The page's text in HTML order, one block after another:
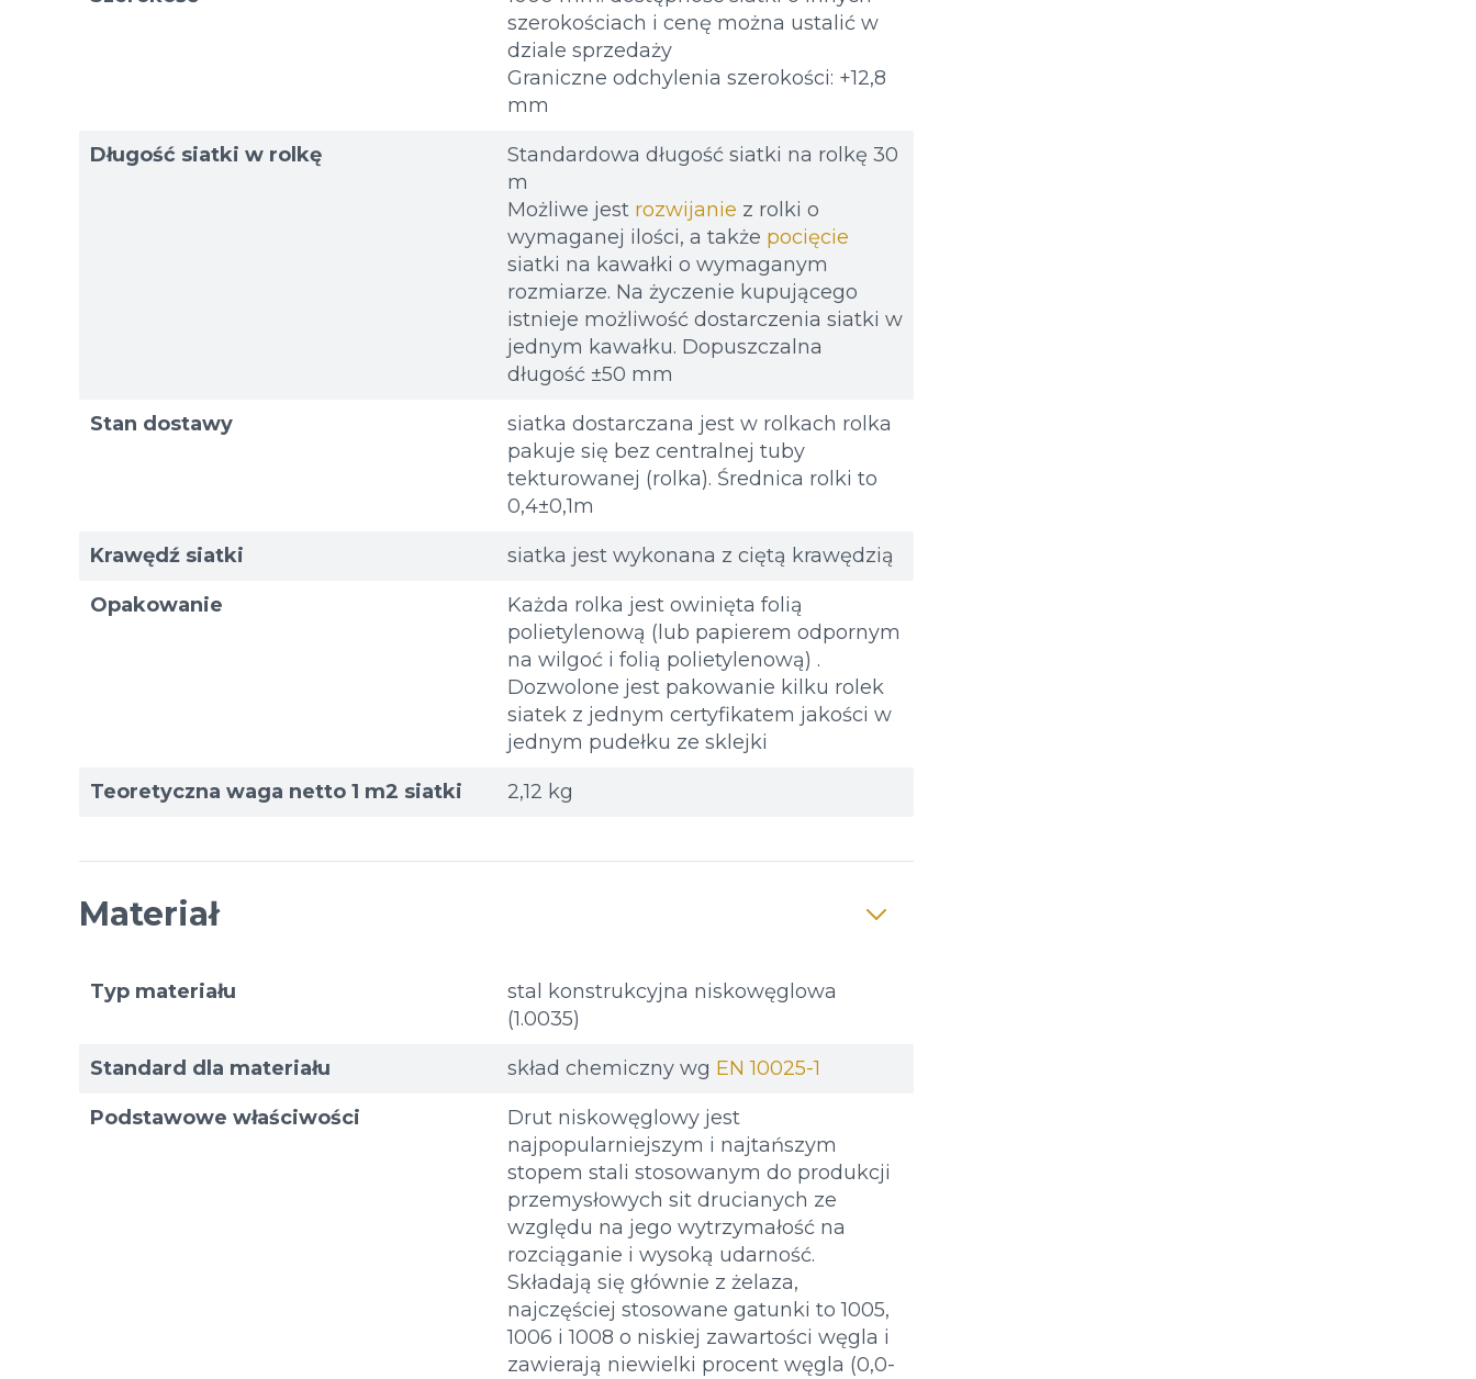
szerokościach i cenę można ustalić w
dziale sprzedaży
Graniczne odchylenia szerokości: +12,8
mm
Długość siatki w rolkę
Standardowa długość siatki na rolkę 30
m
Możliwe jest rozwijanie z rolki o
wymaganej ilości, a także pocięcie
siatki na kawałki o wymaganym
rozmiarze. Na życzenie kupującego
istnieje możliwość dostarczenia siatki w
jednym kawałku. Dopuszczalna
długość ±50 mm
Stan dostawy
siatka dostarczana jest w rolkach rolka
pakuje się bez centralnej tuby
tekturowanej (rolka). Średnica rolki to
0,4±0,1m
Krawędź siatki siatka jest wykonana z ciętą krawędzią
Opakowanie
Każda rolka jest owinięta folią
polietylenową (lub papierem odpornym
na wilgoć i folią polietylenową) .
Dozwolone jest pakowanie kilku rolek
siatek z jednym certyfikatem jakości w
jednym pudełku ze sklejki
Teoretyczna waga netto 1 m2 siatki 2,12 kg
Materiał
Typ materiału
stal konstrukcyjna niskowęglowa
(1.0035)
Standard dla materiału skład chemiczny wg EN 10025-1
Podstawowe właściwości
Drut niskowęglowy jest
najpopularniejszym i najtańszym
stopem stali stosowanym do produkcji
przemysłowych sit drucianych ze
względu na jego wytrzymałość na
rozciąganie i wysoką udarność.
Składają się głównie z żelaza,
najczęściej stosowane gatunki to 1005,
1006 i 1008 o niskiej zawartości węgla i
zawierają niewielki procent węgla (0,0-